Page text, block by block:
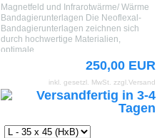
Magnetfeld und Infrarotwärme/ Wärme
Bandagierunterlagen Die Neoflexal-
Bandagierunterlagen zeichnen sich
durch hochwertige Materialien,
optimale ...
250,00 EUR
inkl. gesetzl. MwSt. zzgl.Versand